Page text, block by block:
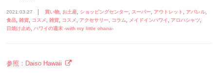
2021.03.27 買い物 お土産 ショッピングセンター スーパー アウトレット
アパレル
食品 雑貨 コスメ 雑貨 コスメ アクセサリー コラム メイドインハワイ アロハシャツ
日焼け止め ハワイの週末 -with my little ohana-
参照：Daiso Hawaii